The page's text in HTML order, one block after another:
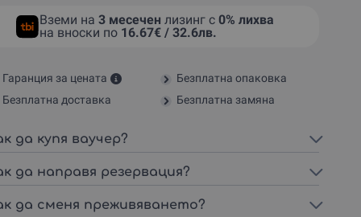
Вземи на3 месечен лизинг с0% лихва
на вноски по 16.67€ / 32.6лв.
Гаранция за цената
Безплатна опаковка
Безплатна доставка
Безплатна замяна
да купя ваучер?
да направя резервация?
да сменя преживяването?